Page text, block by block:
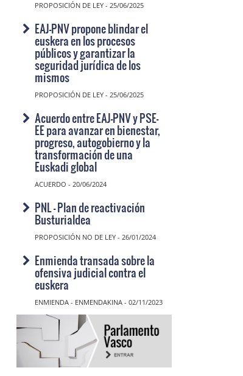
PROPOSICIÓN DE LEY - 25/06/2025
EAJ-PNV propone blindar el
euskera en los procesos
públicos y garantizar la
seguridad jurídica de los
mismos
PROPOSICIÓN DE LEY - 25/06/2025
Acuerdo entre EAJ-PNV y PSE-
EE para avanzar en bienestar,
progreso, autogobierno y la
transformación de una
Euskadi global
ACUERDO - 20/06/2024
PNL - Plan de reactivación
Busturialdea
PROPOSICIÓN NO DE LEY - 26/01/2024
Enmienda transada sobre la
ofensiva judicial contra el
euskera
ENMIENDA - ENMENDAKINA - 02/11/2023